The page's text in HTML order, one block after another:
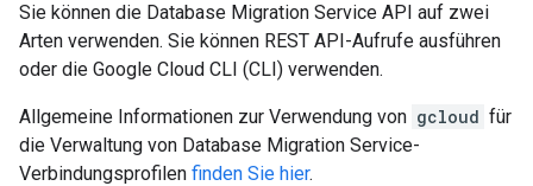
Sie können die Database Migration Service API auf zwei
Arten verwenden. Sie können REST API-Aufrufe ausführen
oder die Google Cloud CLI (CLI) verwenden.
Allgemeine Informationen zur Verwendung von gcloud für
die Verwaltung von Database Migration Service-
Verbindungsprofilen finden Sie hier.